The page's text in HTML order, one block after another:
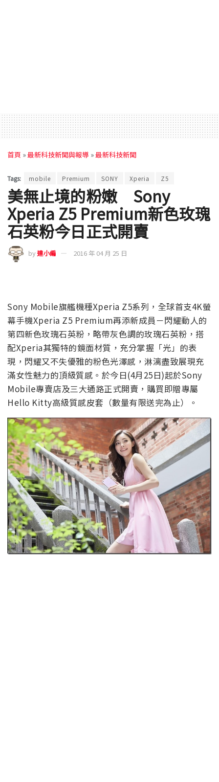
首頁 »最新科技新聞與報導 »最新科技新聞
Tags: mobile Premium SONY Xperia Z5
美無止境的粉嫩 Sony
Xperia Z5 Premium新色玫瑰
石英粉今日正式開賣
by達小編 2016 年 04 月 25 日
Sony Mobile旗艦機種Xperia Z5系列，全球首支4K螢
幕手機Xperia Z5 Premium再添新成員－閃耀動人的
第四新色玫瑰石英粉，略帶灰色調的玫瑰石英粉，搭
配Xperia其獨特的鏡面材質，充分掌握「光」的表
現，閃耀又不失優雅的粉色光澤感，淋漓盡致展現充
滿女性魅力的頂級質感。於今日(4月25日)起於Sony
Mobile專賣店及三大通路正式開賣，購買即贈專屬
Hello Kitty高級質感皮套（數量有限送完為止）。